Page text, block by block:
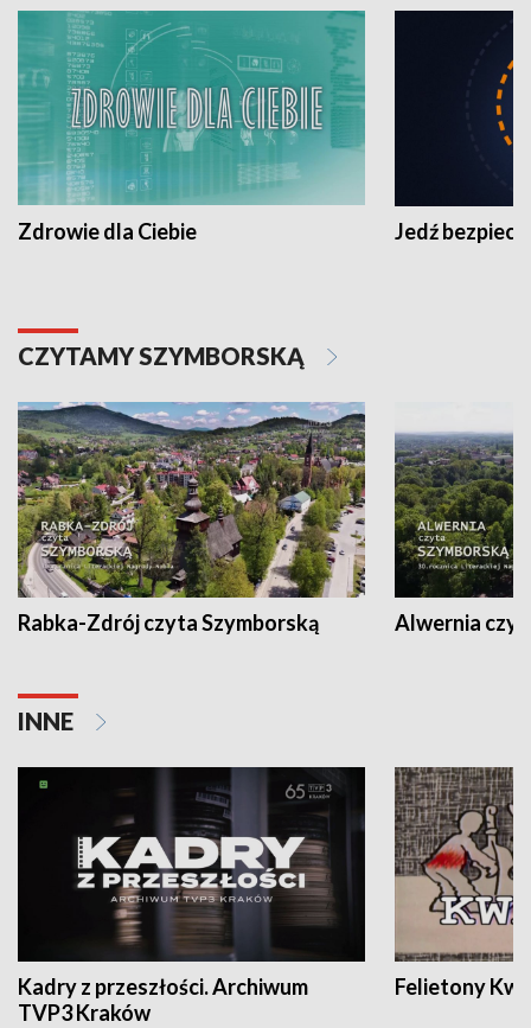
Zdrowie dla Ciebie Jedź
CZYTAMY SZYMBORSKĄ
Rabka-Zdrój czyta Szymborską Alwernia
INNE
Kadry z przeszłości. Archiwum
TVP3 Kraków
Felietony